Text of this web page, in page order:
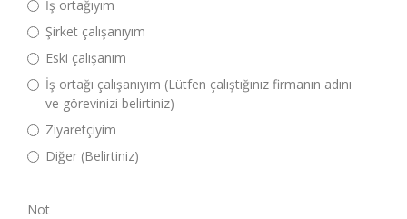
İş ortağıyım
Şirket çalışanıyım
Eski çalışanım
İş ortağı çalışanıyım (Lütfen çalıştığınız firmanın adını
ve görevinizi belirtiniz)
Ziyaretçiyim
Diğer (Belirtiniz)
Not